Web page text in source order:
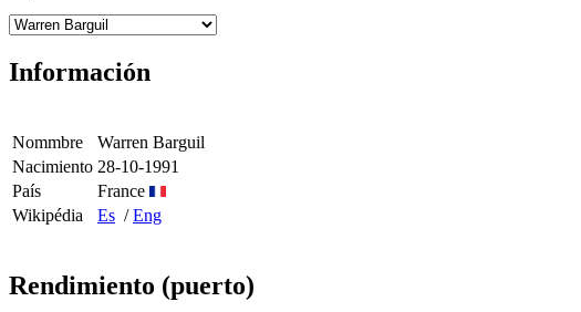
Información
Nommbre
Warren Barguil
Nacimiento 28-10-1991
País
France
Wikipédia
Es /Eng
Rendimiento (puerto)